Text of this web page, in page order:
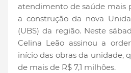
atendimento de saúde mais
a construção da nova
(UBS) da região. Neste
Celina Leão assinou a
início das obras da unidade,
de mais de R$ 7,1 milhões.